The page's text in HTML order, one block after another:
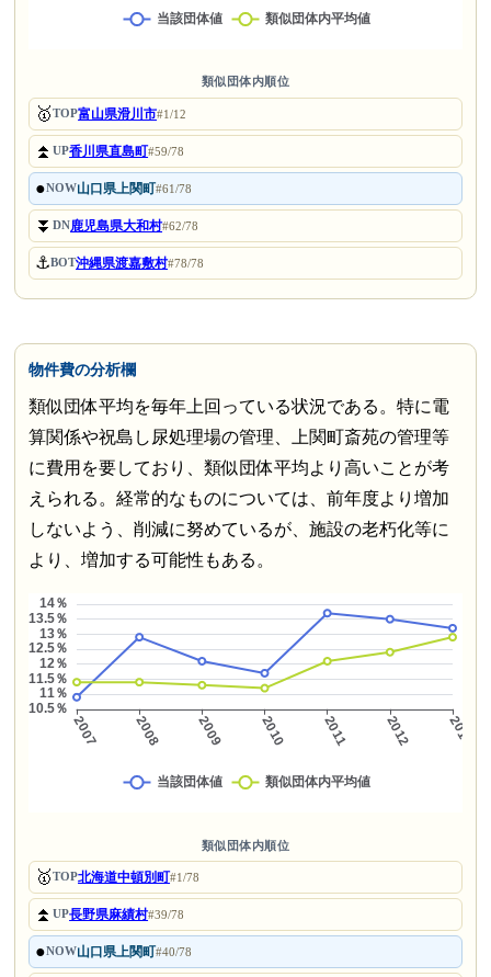
類似団体内順位
🥇TOP富山県滑川市#1/12
⏫UP香川県直島町#59/78
●NOW山口県上関町#61/78
⏬DN鹿児島県大和村#62/78
⚓BOT沖縄県渡嘉敷村#78/78
物件費の分析欄
類似団体平均を毎年上回っている状況である。特に電
算関係や祝島し尿処理場の管理、上関町斎苑の管理等
に費用を要しており、類似団体平均より高いことが考
えられる。経常的なものについては、前年度より増加
しないよう、削減に努めているが、施設の老朽化等に
より、増加する可能性もある。
類似団体内順位
🥇TOP北海道中頓別町#1/78
⏫UP長野県麻績村#39/78
●NOW山口県上関町#40/78